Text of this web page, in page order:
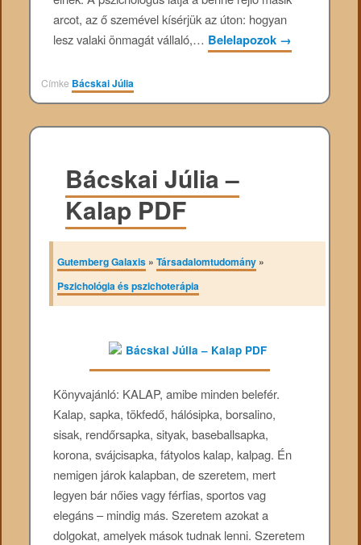
arcot, az ő szemével kísérjük az úton: hogyan
lesz valaki önmagát vállaló,… Belelapozok →
Címke Bácskai Júlia
Bácskai Júlia –
Kalap PDF
Gutemberg Galaxis »Társadalomtudomány »
Pszichológia és pszichoterápia
Könyvajánló: KALAP, ​​amibe minden belefér.
Kalap, sapka, tökfedő, hálósipka, borsalino,
sisak, rendőrsapka, sityak, baseballsapka,
korona, svájcisapka, fátyolos kalap, kalpag. Én
nemigen járok kalapban, de szeretem, mert
legyen bár nőies vagy férfias, sportos vag
elegáns – mindig más. Szeretem azokat a
dolgokat, amelyek mások tudnak lenni. Szeretem